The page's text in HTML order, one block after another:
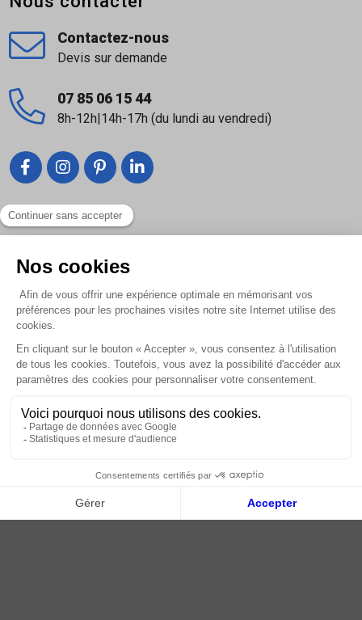
Liens utiles
Nous contacter
À propos
Paiement sécurisé
Livraison | Retour client
Nos tutos
Connexion / Inscription
Contactez-nous
Devis sur demande
07 85 06 15 44
8h-12h|14h-17h (du lundi au vendredi)
2018 - 2026 © Tessella, Tous droits réservés